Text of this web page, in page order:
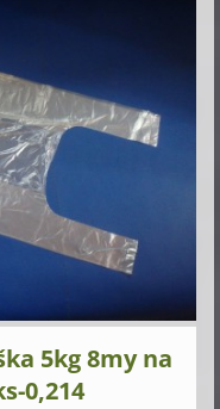
5kg 8my na
0,214